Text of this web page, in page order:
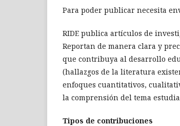
Para poder publicar necesita
RIDE publica artículos de
Reportan de manera clara y
que contribuya al desarrollo
(hallazgos de la literatura
enfoques cuantitativos,
la comprensión del tema
Tipos de contribuciones